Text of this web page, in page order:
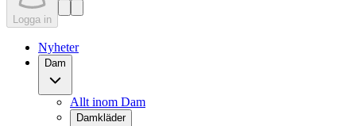
Logga in
Nyheter
Dam
Allt inom Dam
Damkläder